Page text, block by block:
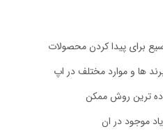
برای پیدا کردن محصولات
ها و موارد مختلف در اپ
ترین روش ممکن
موجود در ان